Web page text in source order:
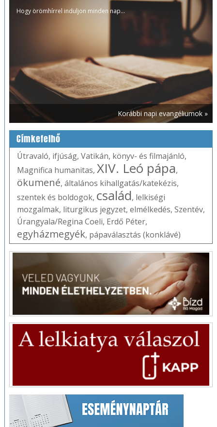
Hogy örömhírrel induljon minden nap...
Korábbi napi evangéliumok »
Címkefelhő
Útravaló, ifjúság, Vatikán, könyv- és filmajánló,
Magnifica humanitas, XIV. Leó pápa,
ökumené, általános kihallgatás/katekézis,
szentek és boldogok, család, lelkiségi
mozgalmak, liturgikus jegyzet, elmélkedés, Szentév,
Úrangyala/Regina Coeli, Erdő Péter,
egyházmegyék, pápaválasztás (konklávé)